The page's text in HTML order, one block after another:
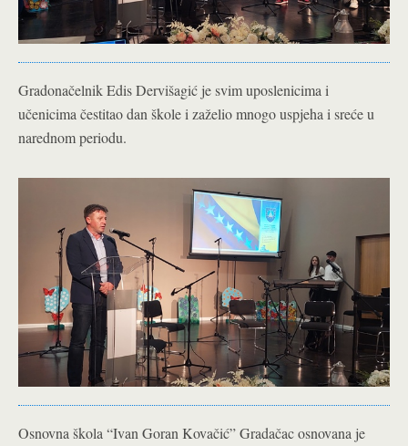
Gradonačelnik Edis Dervišagić je svim uposlenicima i
učenicima čestitao dan škole i zaželio mnogo uspjeha i sreće u
narednom periodu.
Osnovna škola “Ivan Goran Kovačić” Gradačac osnovana je